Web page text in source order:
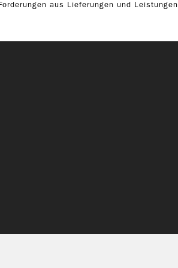
aus Lieferungen und Leistungen